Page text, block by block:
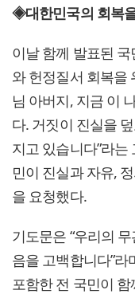
◈대한민국의 회복
이날 함께 발표된
와 헌정질서 회복을
님 아버지, 지금 이
다. 거짓이 진실을
지고 있습니다”라
민이 진실과 자유,
을 요청했다.
기도문은 “우리의
음을 고백합니다”라
포함한 전 국민이